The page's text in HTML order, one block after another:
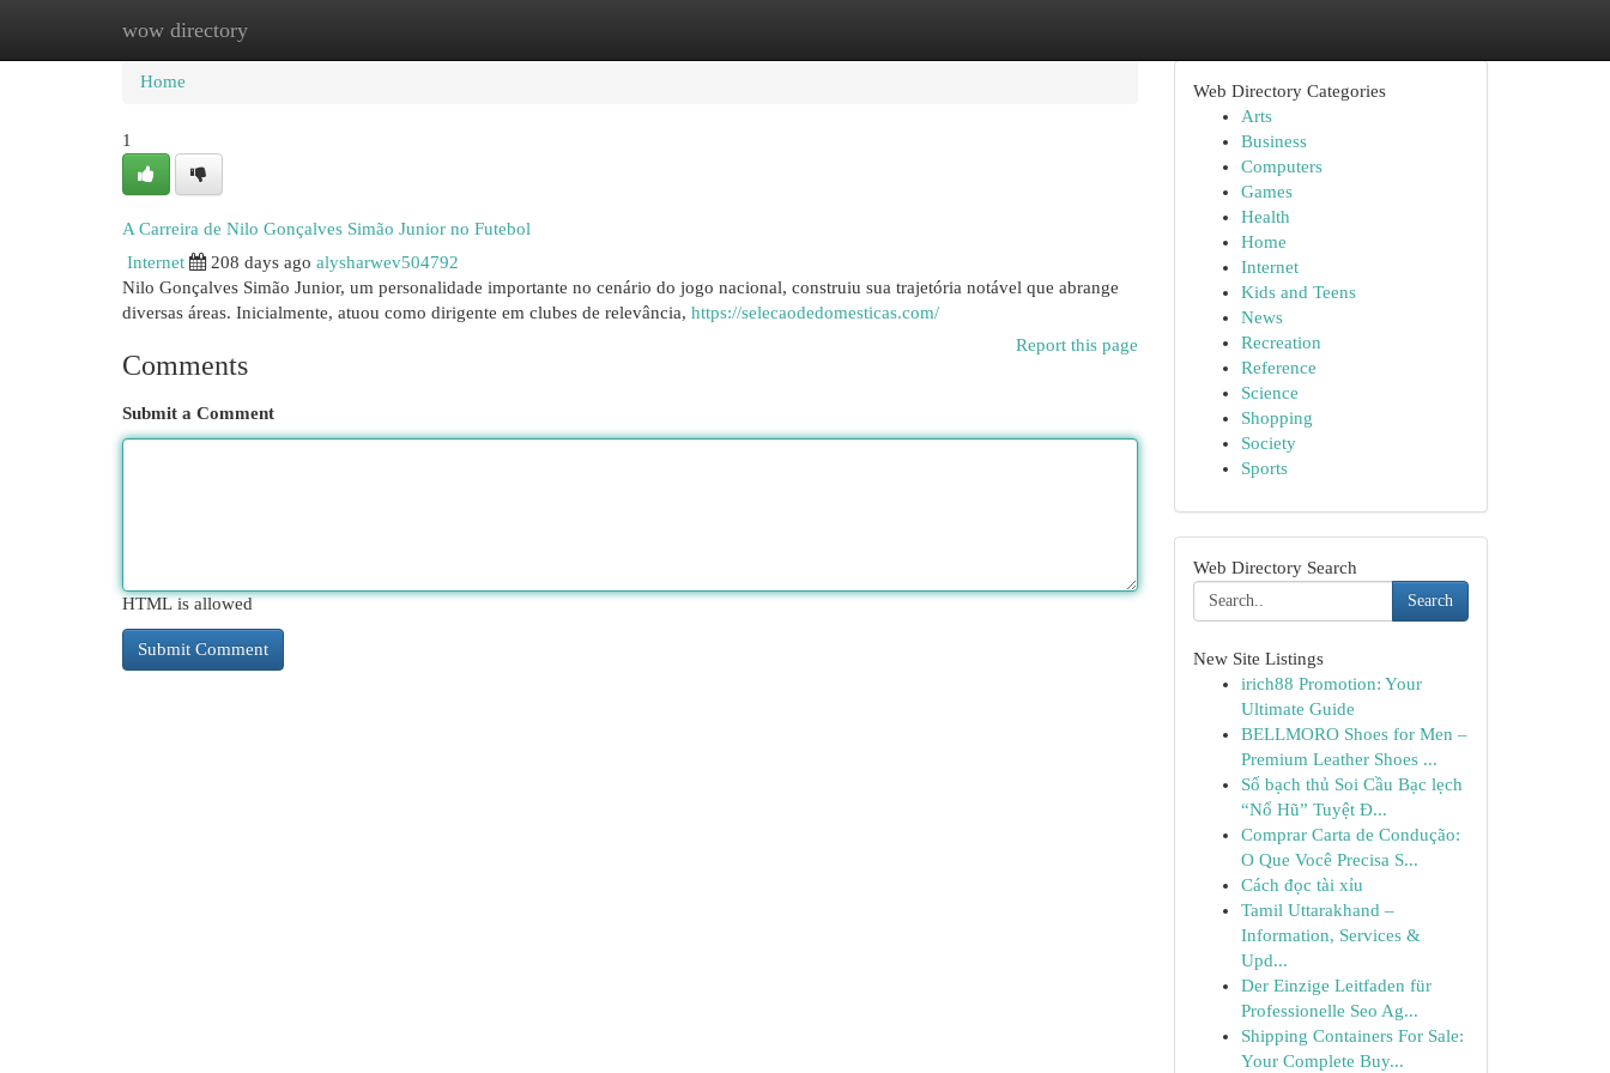
wow directory
Home New Site Listings
Home
1
A Carreira de Nilo Gonçalves Simão Junior no Futebol
Internet
208 days ago alysharwev504792
Nilo Gonçalves Simão Junior, um personalidade importante no cenário do jogo nacional, construiu sua trajetória notável que abrange
diversas áreas. Inicialmente, atuou como dirigente em clubes de relevância, https://selecaodedomesticas.com/
Report this page
Comments
Submit a Comment
HTML is allowed
Web Directory Categories
Arts
Business
Computers
Games
Health
Home
Internet
Kids and Teens
News
Recreation
Reference
Science
Shopping
Society
Sports
Web Directory Search
Search
New Site Listings
irich88 Promotion: Your
Ultimate Guide
BELLMORO Shoes for Men –
Premium Leather Shoes ...
Số bạch thủ Soi Cầu Bạc lẹch
“Nổ Hũ” Tuyệt Đ...
Comprar Carta de Condução:
O Que Você Precisa S...
Cách đọc tài xỉu
Tamil Uttarakhand –
Information, Services &
Upd...
Der Einzige Leitfaden für
Professionelle Seo Ag...
Shipping Containers For Sale:
Your Complete Buy...